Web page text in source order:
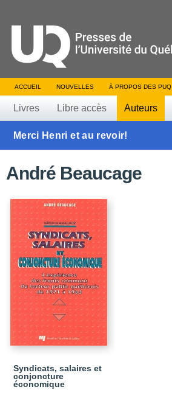
ACCUEIL NOUVELLES À PROPOS DES PUQ
Livres Libre accès Auteurs
Merci Henri et au revoir!
André Beaucage
Syndicats, salaires et
conjoncture
économique